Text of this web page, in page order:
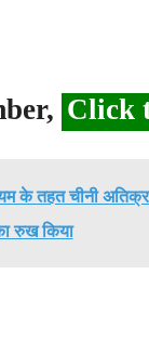
Click
के तहत चीनी
रुख किया